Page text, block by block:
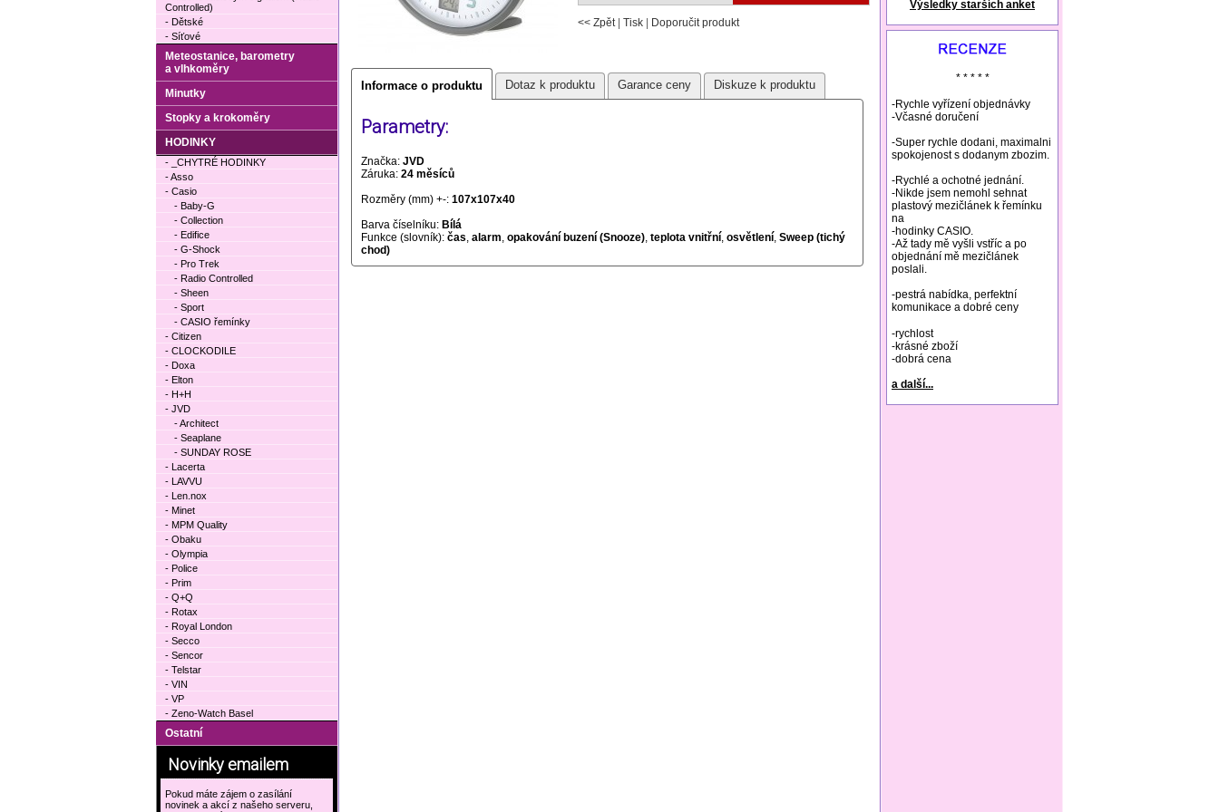
<< Zpět| Tisk Doporučit produkt
Informace o produktu Dotaz k produktu Garance ceny Diskuze k produktu
Parametry:
Značka: JVD
Záruka: 24 měsíců
Rozměry (mm) +-: 107x107x40
Barva číselníku: Bílá
Funkce (slovník): čas, alarm, opakování buzení (Snooze), teplota vnitřní, osvětlení, Sweep (tichý
chod)
natural remedies rosacea
Výsledky starších anket
* * * * *
-Rychle vyřízení objednávky
-Včasné doručení
-Super rychle dodani, maximalni
spokojenost s dodanym zbozim.
-Rychlé a ochotné jednání.
-Nikde jsem nemohl sehnat
plastový mezičlánek k řemínku
na
-hodinky CASIO.
-Až tady mě vyšli vstříc a po
objednání mě mezičlánek
poslali.
-pestrá nabídka, perfektní
komunikace a dobré ceny
-rychlost
-krásné zboží
-dobrá cena
a další...
Controlled)
- Dětské
- Síťové
Meteostanice, barometry
a vlhkoměry
Minutky
Stopky a krokoměry
HODINKY
- _CHYTRÉ HODINKY
- Asso
- Casio
- Baby-G
- Collection
- Edifice
- G-Shock
- Pro Trek
- Radio Controlled
- Sheen
- Sport
- CASIO řemínky
- Citizen
- CLOCKODILE
- Doxa
- Elton
- H+H
- JVD
- Architect
- Seaplane
- SUNDAY ROSE
- Lacerta
- LAVVU
- Len.nox
- Minet
- MPM Quality
- Obaku
- Olympia
- Police
- Prim
- Q+Q
- Rotax
- Royal London
- Secco
- Sencor
- Telstar
- VIN
- VP
- Zeno-Watch Basel
Ostatní
Novinky emailem
Pokud máte zájem o zasílání
novinek a akcí z našeho serveru,